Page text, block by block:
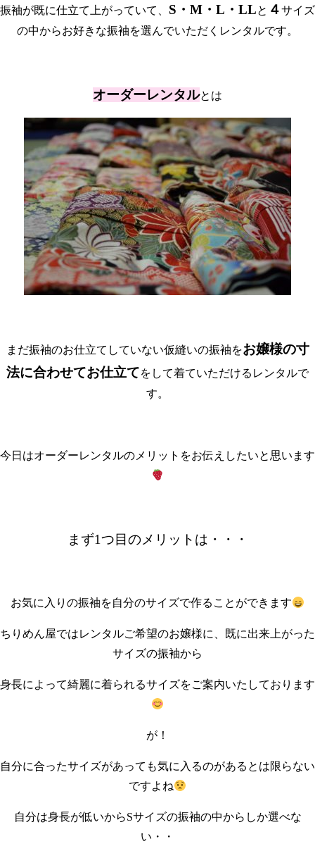
振袖が既に仕立て上がっていて、 S・M・L・LLと ４サイズ
の中からお好きな振袖を選んでいただくレンタルです。
オーダーレンタルとは
まだ振袖のお仕立てしていない仮縫いの振袖をお嬢様の寸
法に合わせてお仕立てをして着ていただけるレンタルで
す。
今日はオーダーレンタルのメリットをお伝えしたいと思います
まず1つ目のメリットは・・・
お気に入りの振袖を自分のサイズで作ることができます
ちりめん屋ではレンタルご希望のお嬢様に、既に出来上がった
サイズの振袖から
身長によって綺麗に着られるサイズをご案内いたしております
が！
自分に合ったサイズがあっても気に入るのがあるとは限らない
ですよね
自分は身長が低いからSサイズの振袖の中からしか選べな
い・・